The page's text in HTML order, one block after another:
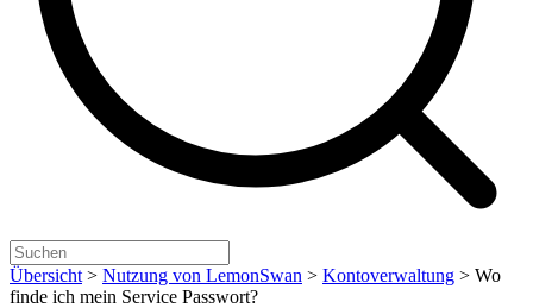
Übersicht > Nutzung von LemonSwan > Kontoverwaltung > Wo
finde ich mein Service Passwort?